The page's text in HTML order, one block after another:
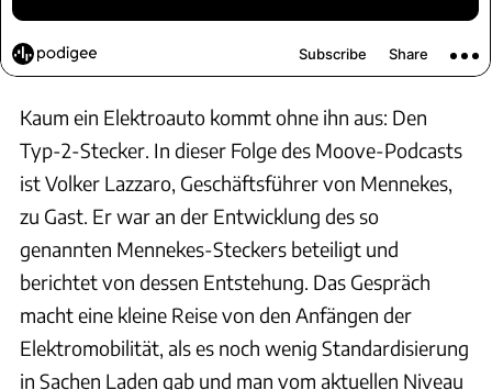
Kaum ein Elektroauto kommt ohne ihn aus: Den
Typ-2-Stecker. In dieser Folge des Moove-Podcasts
ist Volker Lazzaro, Geschäftsführer von Mennekes,
zu Gast. Er war an der Entwicklung des so
genannten Mennekes-Steckers beteiligt und
berichtet von dessen Entstehung. Das Gespräch
macht eine kleine Reise von den Anfängen der
Elektromobilität, als es noch wenig Standardisierung
in Sachen Laden gab und man vom aktuellen Niveau